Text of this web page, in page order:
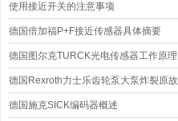
使用接近开关的注意事项
德国倍加福P+F接近传感器具体摘要
德国图尔克TURCK光电传感器工作原理
与应用
德国Rexroth力士乐齿轮泵大泵炸裂原故
以及维修？
德国施克SICK编码器概述